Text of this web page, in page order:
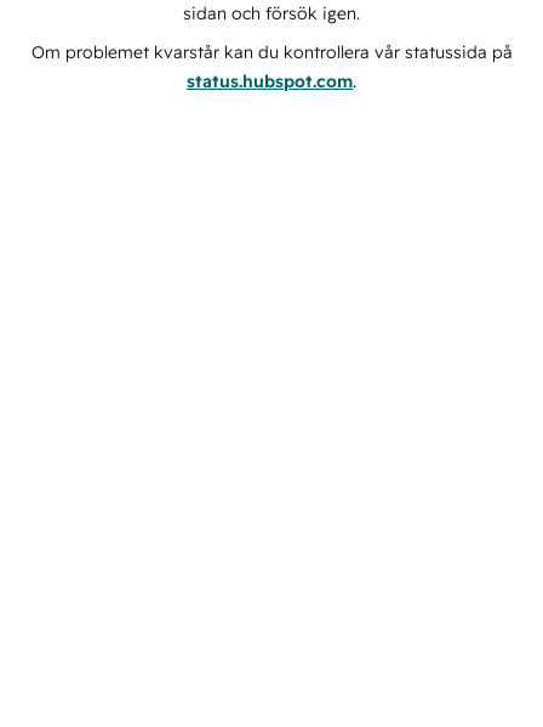
sidan och försök igen.
Om problemet kvarstår kan du kontrollera vår statussida på
status.hubspot.com.